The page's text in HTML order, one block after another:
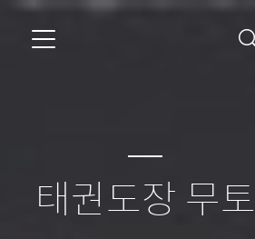
태권도장 무토